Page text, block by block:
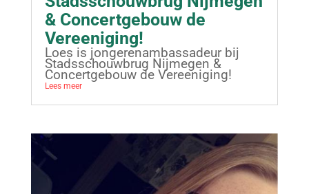
& Concertgebouw de
Vereeniging!
Loes is jongerenambassadeur bij
Stadsschouwbrug Nijmegen &
Concertgebouw de Vereeniging!
Lees meer